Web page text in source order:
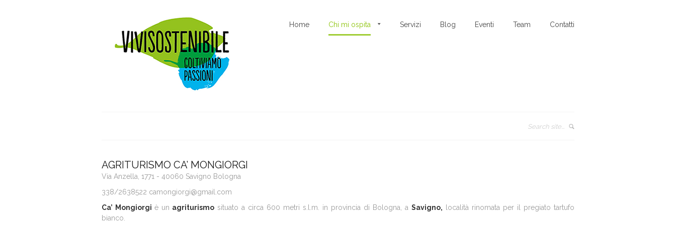
Home Chi mi ospita Servizi Blog Eventi Team Contatti
AGRITURISMO CA’ MONGIORGI
Via Anzella, 1771 - 40060 Savigno Bologna
338/2638522 camongiorgi@gmail.com
Ca’ Mongiorgi è un agriturismo situato a circa 600 metri s.l.m. in provincia di Bologna, a Savigno, località rinomata per il pregiato tartufo
bianco.